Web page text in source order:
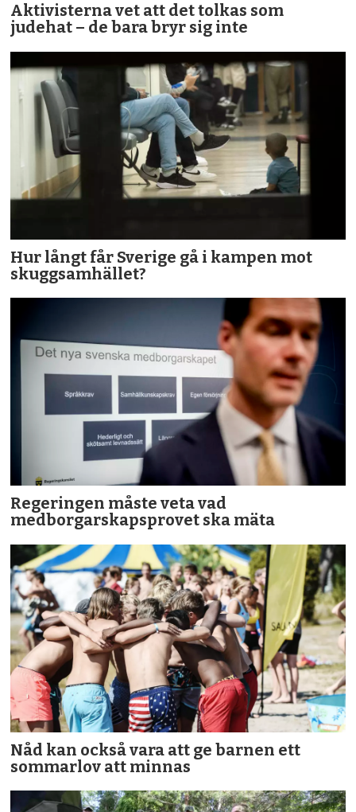
Aktivisterna vet att det tolkas som
judehat – de bara bryr sig inte
Hur långt får Sverige gå i kampen mot
skuggsamhället?
Regeringen måste veta vad
medborgarskapsprovet ska mäta
Nåd kan också vara att ge barnen ett
sommarlov att minnas